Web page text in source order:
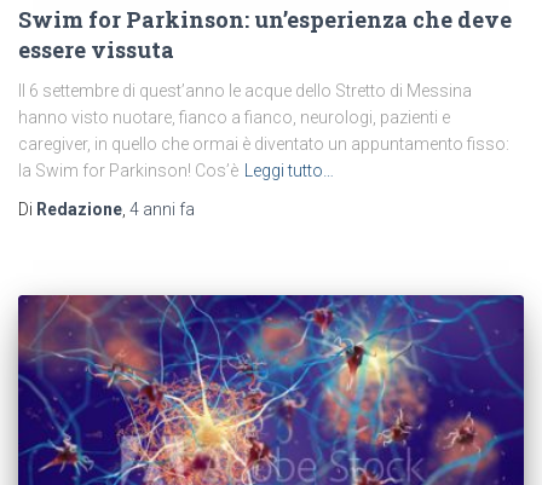
Swim for Parkinson: un’esperienza che deve
essere vissuta
Il 6 settembre di quest’anno le acque dello Stretto di Messina
hanno visto nuotare, fianco a fianco, neurologi, pazienti e
caregiver, in quello che ormai è diventato un appuntamento fisso:
la Swim for Parkinson! Cos’è Leggi tutto…
Di Redazione, 4 anni fa